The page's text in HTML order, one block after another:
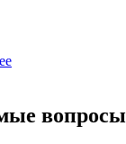
вопросы